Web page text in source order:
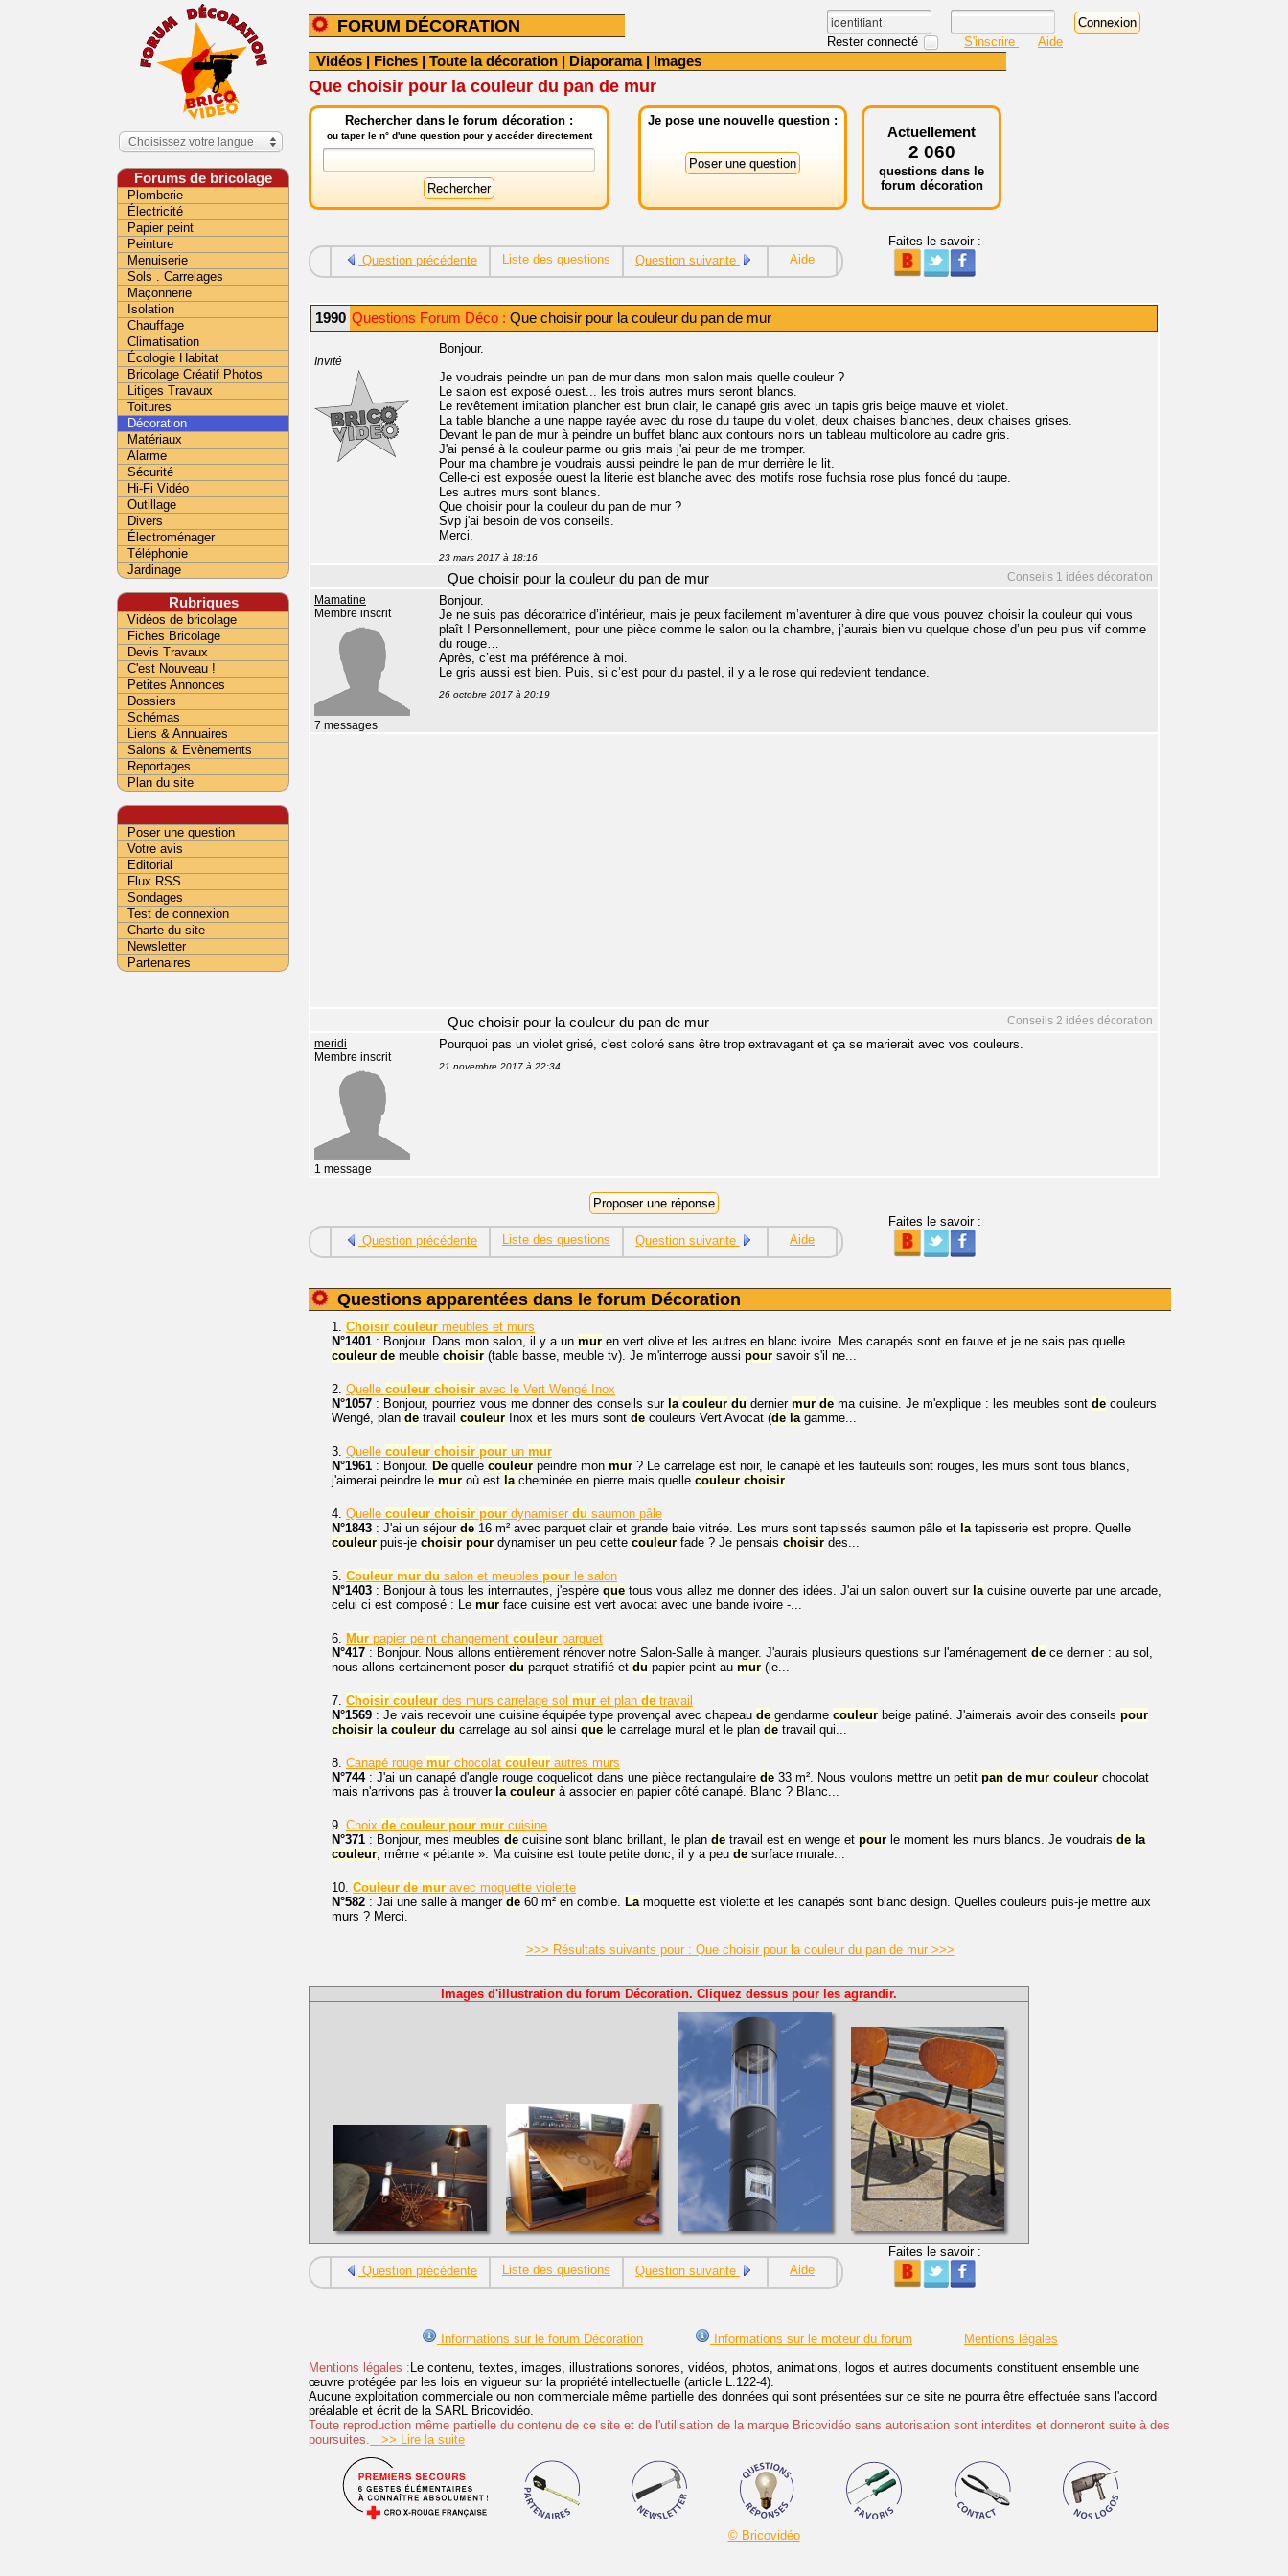
FORUM DÉCORATION
Rester connecté S'inscrire Aide
Vidéos | Fiches | Toute la décoration | Diaporama| Images
Que choisir pour la couleur du pan de mur
Rechercher dans le forum décoration :
ou taper le n° d'une question pour y accéder directement
Je pose une nouvelle question :
Actuellement
2 060
questions dans le
forum décoration
Question précédente Liste des questions Question suivante Aide
Faites le savoir :
1990 Questions Forum Déco : Que choisir pour la couleur du pan de mur
Invité
Bonjour.
Je voudrais peindre un pan de mur dans mon salon mais quelle couleur ?
Le salon est exposé ouest... les trois autres murs seront blancs.
Le revêtement imitation plancher est brun clair, le canapé gris avec un tapis gris beige mauve et violet.
La table blanche a une nappe rayée avec du rose du taupe du violet, deux chaises blanches, deux chaises grises.
Devant le pan de mur à peindre un buffet blanc aux contours noirs un tableau multicolore au cadre gris.
J'ai pensé à la couleur parme ou gris mais j'ai peur de me tromper.
Pour ma chambre je voudrais aussi peindre le pan de mur derrière le lit.
Celle-ci est exposée ouest la literie est blanche avec des motifs rose fuchsia rose plus foncé du taupe.
Les autres murs sont blancs.
Que choisir pour la couleur du pan de mur ?
Svp j'ai besoin de vos conseils.
Merci.
23 mars 2017 à 18:16
Conseils 1 idées décoration
Que choisir pour la couleur du pan de mur
Mamatine
Membre inscrit
7 messages
Bonjour.
Je ne suis pas décoratrice d’intérieur, mais je peux facilement m’aventurer à dire que vous pouvez choisir la couleur qui vous
plaît ! Personnellement, pour une pièce comme le salon ou la chambre, j’aurais bien vu quelque chose d’un peu plus vif comme
du rouge…
Après, c’est ma préférence à moi.
Le gris aussi est bien. Puis, si c’est pour du pastel, il y a le rose qui redevient tendance.
26 octobre 2017 à 20:19
Conseils 2 idées décoration
Que choisir pour la couleur du pan de mur
meridi
Membre inscrit
1 message
Pourquoi pas un violet grisé, c'est coloré sans être trop extravagant et ça se marierait avec vos couleurs.
21 novembre 2017 à 22:34
Question précédente Liste des questions Question suivante Aide
Faites le savoir :
Questions apparentées dans le forum Décoration
1. Choisir couleur meubles et murs
N°1401 : Bonjour. Dans mon salon, il y a un mur en vert olive et les autres en blanc ivoire. Mes canapés sont en fauve et je ne sais pas quelle
couleur de meuble choisir (table basse, meuble tv). Je m'interroge aussi pour savoir s'il ne...
2. Quelle couleur choisir avec le Vert Wengé Inox
N°1057 : Bonjour, pourriez vous me donner des conseils sur la couleur du dernier mur de ma cuisine. Je m'explique : les meubles sont de couleurs
Wengé, plan de travail couleur Inox et les murs sont de couleurs Vert Avocat (de lagamme...
3. Quelle couleur choisir pour un mur
N°1961 : Bonjour. De quelle couleur peindre mon mur ? Le carrelage est noir, le canapé et les fauteuils sont rouges, les murs sont tous blancs,
j'aimerai peindre le mur où est lacheminée en pierre mais quelle couleur choisir...
4. Quelle couleur choisir pour dynamiser du saumon pâle
N°1843 : J'ai un séjour de 16 m² avec parquet clair et grande baie vitrée. Les murs sont tapissés saumon pâle et latapisserie est propre. Quelle
couleur puis-je choisir pour dynamiser un peu cette couleur fade ? Je pensais choisir des...
5. Couleur mur du salon et meubles pour le salon
N°1403 : Bonjour à tous les internautes, j'espère que tous vous allez me donner des idées. J'ai un salon ouvert sur lacuisine ouverte par une arcade,
celui ci est composé : Le mur face cuisine est vert avocat avec une bande ivoire -...
6. Mur papier peint changement couleur parquet
N°417 : Bonjour. Nous allons entièrement rénover notre Salon-Salle à manger. J'aurais plusieurs questions sur l'aménagement de ce dernier : au sol,
nous allons certainement poser du parquet stratifié et du papier-peint au mur (le...
7. Choisir couleur des murs carrelage sol mur et plan de travail
N°1569 : Je vais recevoir une cuisine équipée type provençal avec chapeau de gendarme couleur beige patiné. J'aimerais avoir des conseils pour
choisir la couleur du carrelage au sol ainsi que le carrelage mural et le plan de travail qui...
8. Canapé rouge mur chocolat couleur autres murs
N°744: J'ai un canapé d'angle rouge coquelicot dans une pièce rectangulaire de 33 m². Nous voulons mettre un petit pan de mur couleur chocolat
mais n'arrivons pas à trouver la couleur à associer en papier côté canapé. Blanc ? Blanc...
9. Choix de couleur pour mur cuisine
N°371 : Bonjour, mes meubles de cuisine sont blanc brillant, le plan de travail est en wenge et pour le moment les murs blancs. Je voudrais de la
couleur, même « pétante ». Ma cuisine est toute petite donc, il y a peu de surface murale...
10. Couleur de mur avec moquette violette
N°582 : Jai une salle à manger de 60 m² en comble. Lamoquette est violette et les canapés sont blanc design. Quelles couleurs puis-je mettre aux
murs ? Merci.
>>> Résultats suivants pour : Que choisir pour la couleur du pan de mur >>>
Images d'illustration du forum Décoration. Cliquez dessus pour les agrandir.
Question précédente Liste des questions Question suivante Aide
Faites le savoir :
Informations sur le forum Décoration Informations sur le moteur du forum
Mentions légales
Mentions légales : Le contenu, textes, images, illustrations sonores, vidéos, photos, animations, logos et autres documents constituent ensemble une
œuvre protégée par les lois en vigueur sur la propriété intellectuelle (article L.122-4).
Aucune exploitation commerciale ou non commerciale même partielle des données qui sont présentées sur ce site ne pourra être effectuée sans l'accord
préalable et écrit de la SARL Bricovidéo.
Toute reproduction même partielle du contenu de ce site et de l'utilisation de la marque Bricovidéo sans autorisation sont interdites et donneront suite à des
poursuites. >> Lire la suite
© Bricovidéo
Choisissez votre langue
Forums de bricolage
Plomberie
Électricité
Papier peint
Peinture
Menuiserie
Sols . Carrelages
Maçonnerie
Isolation
Chauffage
Climatisation
Écologie Habitat
Bricolage Créatif Photos
Litiges Travaux
Toitures
Décoration
Matériaux
Alarme
Sécurité
Hi-Fi Vidéo
Outillage
Divers
Électroménager
Téléphonie
Jardinage
Rubriques
Vidéos de bricolage
Fiches Bricolage
Devis Travaux
C'est Nouveau !
Petites Annonces
Dossiers
Schémas
Liens & Annuaires
Salons & Evènements
Reportages
Plan du site
Poser une question
Votre avis
Editorial
Flux RSS
Sondages
Test de connexion
Charte du site
Newsletter
Partenaires